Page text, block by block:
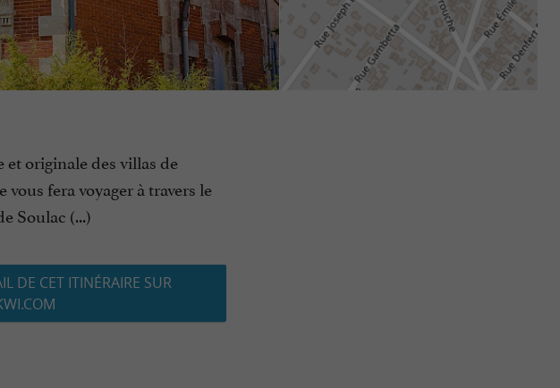
et originale des villas de
fera voyager à travers le
Soulac (...)
DE CET ITINÉRAIRE SUR